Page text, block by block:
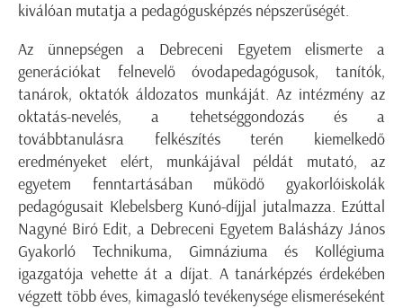
kiválóan mutatja a pedagógusképzés népszerűségét.
Az ünnepségen a Debreceni Egyetem elismerte a
generációkat felnevelő óvodapedagógusok, tanítók,
tanárok, oktatók áldozatos munkáját. Az intézmény az
oktatás-nevelés, a tehetséggondozás és a
továbbtanulásra felkészítés terén kiemelkedő
eredményeket elért, munkájával példát mutató, az
egyetem fenntartásában működő gyakorlóiskolák
pedagógusait Klebelsberg Kunó-díjjal jutalmazza. Ezúttal
Nagyné Biró Edit, a Debreceni Egyetem Balásházy János
Gyakorló Technikuma, Gimnáziuma és Kollégiuma
igazgatója vehette át a díjat. A tanárképzés érdekében
végzett több éves, kimagasló tevékenysége elismeréseként